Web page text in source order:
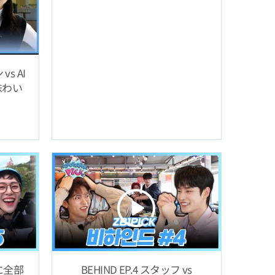
vs AI
い
全部 BEHIND EP.4 スタッフ vs